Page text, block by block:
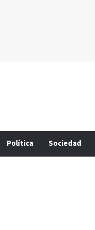
Política Sociedad